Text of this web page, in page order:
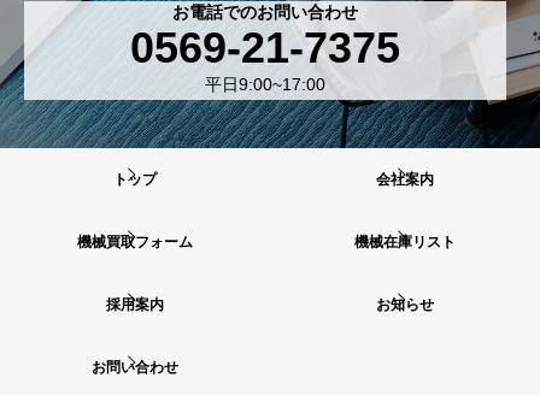
お電話でのお問い合わせ
0569-21-7375
平日9:00~17:00
トップ 会社案内
機械買取フォーム 機械在庫リスト
採用案内 お知らせ
お問い合わせ